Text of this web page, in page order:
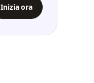
Inizia ora